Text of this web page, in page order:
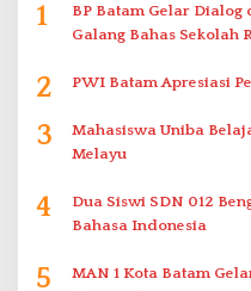
1
BP Batam Gelar Dialog
Galang Bahas Sekolah
2 PWI Batam Apresiasi
3
Mahasiswa Uniba
Melayu
4
Dua Siswi SDN 012
Bahasa Indonesia
5
MAN 1 Kota Batam